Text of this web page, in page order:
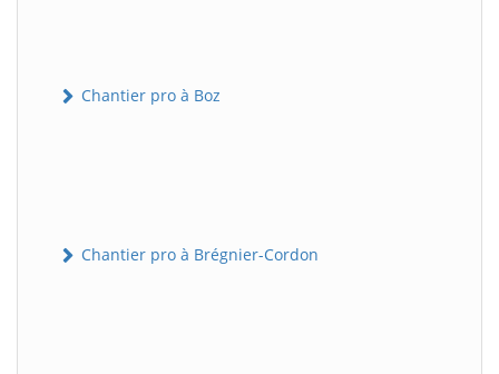
Chantier pro à Boz
Chantier pro à Brégnier-Cordon